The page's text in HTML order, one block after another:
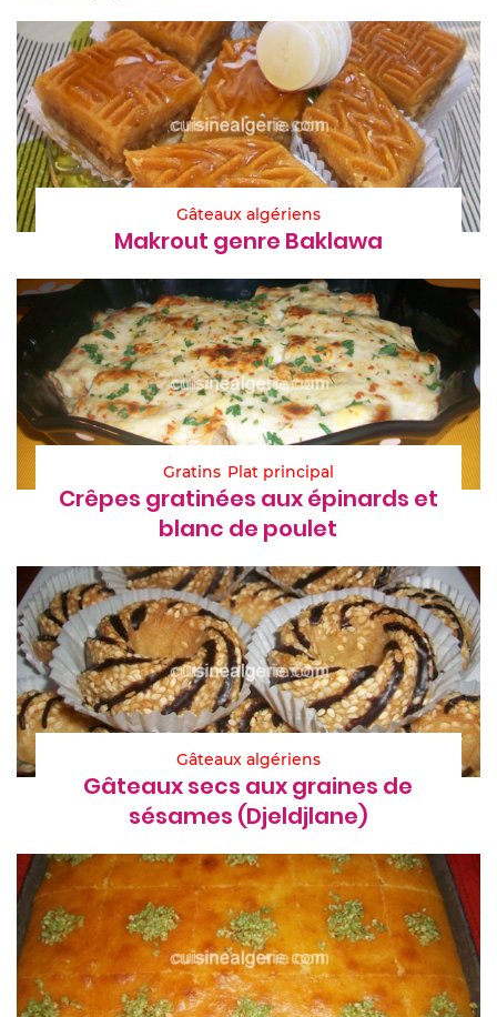
Gâteaux algériens
Makrout genre Baklawa
Gratins Plat principal
Crêpes gratinées aux épinards et
blanc de poulet
Gâteaux algériens
Gâteaux secs aux graines de
sésames (Djeldjlane)